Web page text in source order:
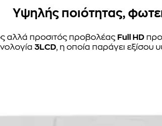
Υψηλής ποιότητας,
αλλά προσιτός προβολέας Full HD
3LCD, η οποία παράγει